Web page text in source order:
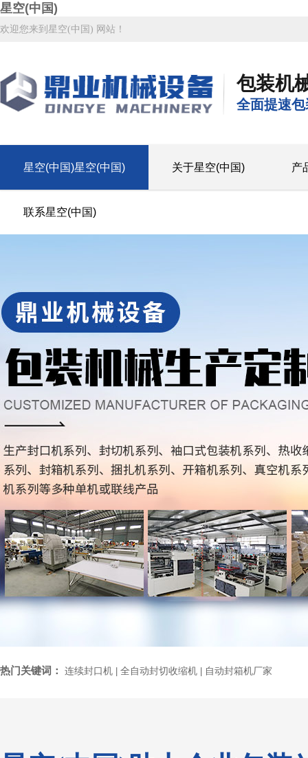
星空(中国)
欢迎您来到星空(中国) 网站！
包装机
全面提速
星空(中国)星空(中国) 关于星空(中国) 产
联系星空(中国)
热门关键词： 连续封口机 全自动封切收缩机 自动封箱机厂家